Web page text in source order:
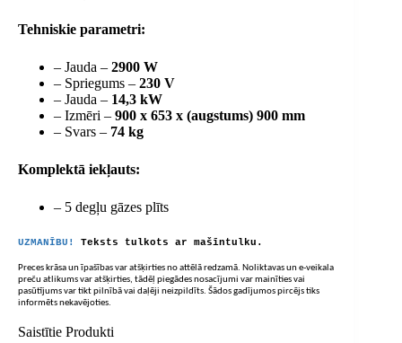
Tehniskie parametri:
– Jauda – 2900 W
– Spriegums – 230 V
– Jauda – 14,3 kW
– Izmēri – 900 x 653 x (augstums) 900 mm
– Svars – 74 kg
Komplektā iekļauts:
– 5 degļu gāzes plīts
UZMANĪBU! Teksts tulkots ar mašīntulku.
Preces krāsa un īpašības var atšķirties no attēlā redzamā. Noliktavas un e-veikala
preču atlikums var atšķirties, tādēļ piegādes nosacījumi var mainīties vai
pasūtījums var tikt pilnībā vai daļēji neizpildīts. Šādos gadījumos pircējs tiks
informēts nekavējoties.
Saistītie Produkti